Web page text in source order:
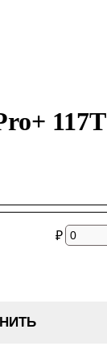
117T
₽